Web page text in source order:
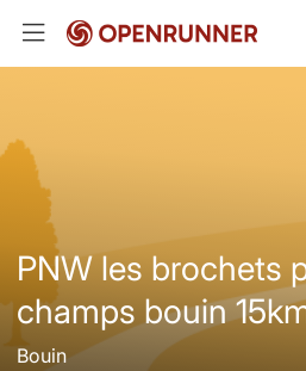
PNW les brochets
champs bouin
Bouin